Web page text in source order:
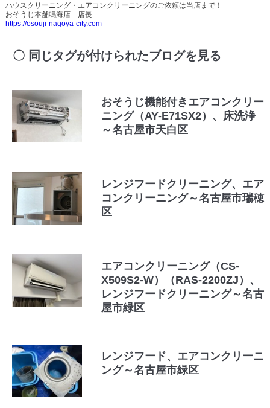
ハウスクリーニング・エアコンクリーニングのご依頼は当店まで！
おそうじ本舗鳴海店 店長
https://osouji-nagoya-city.com
同じタグが付けられたブログを見る
おそうじ機能付きエアコンクリー
ニング（AY-E71SX2）、床洗浄
～名古屋市天白区
レンジフードクリーニング、エア
コンクリーニング～名古屋市瑞穂
区
エアコンクリーニング（CS-
X509S2-W）（RAS-2200ZJ）、
レンジフードクリーニング～名古
屋市緑区
レンジフード、エアコンクリーニ
ング～名古屋市緑区